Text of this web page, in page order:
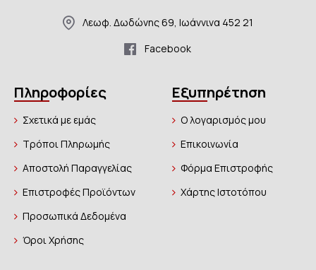
Λεωφ. Δωδώνης 69, Ιωάννινα 452 21
Facebook
Πληροφορίες
Σχετικά με εμάς
Τρόποι Πληρωμής
Αποστολή Παραγγελίας
Επιστροφές Προϊόντων
Προσωπικά Δεδομένα
Όροι Χρήσης
Εξυπηρέτηση
Ο λογαρισμός μου
Επικοινωνία
Φόρμα Επιστροφής
Χάρτης Ιστοτόπου